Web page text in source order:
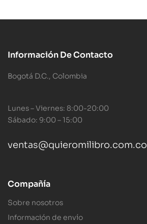
Información De Contacto
Bogotá D.C., Colombia
Lunes – Viernes: 8:00-20:00
Sábado: 9:00 – 15:00
ventas@quieromilibro.com.co
Compañía
Sobre nosotros
Información de envío